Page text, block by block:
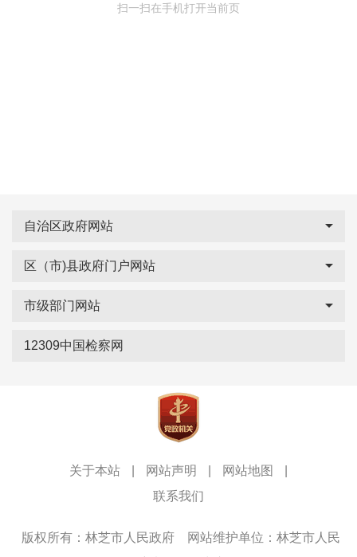
扫一扫在手机打开当前页
自治区政府网站
区（市)县政府门户网站
市级部门网站
12309中国检察网
关于本站 网站声明 网站地图
联系我们
版权所有：林芝市人民政府
网站维护单位：林芝市人民